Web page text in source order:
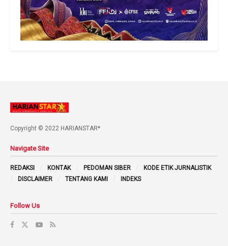
Copyright © 2022 HARIANSTAR*
Navigate Site
REDAKSI KONTAK PEDOMAN SIBER
KODE ETIK JURNALISTIK
DISCLAIMER
TENTANG KAMI INDEKS
Follow Us